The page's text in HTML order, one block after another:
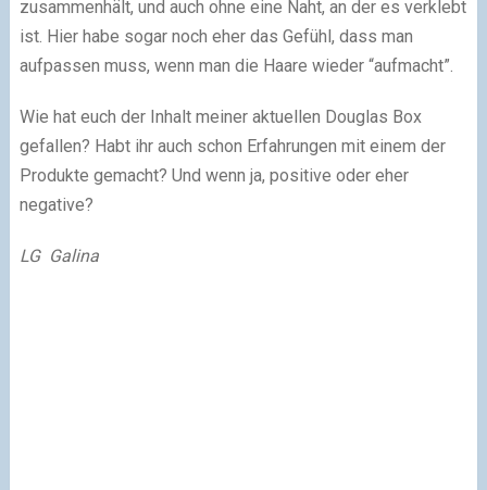
zusammenhält, und auch ohne eine Naht, an der es verklebt
ist. Hier habe sogar noch eher das Gefühl, dass man
aufpassen muss, wenn man die Haare wieder “aufmacht”.
Wie hat euch der Inhalt meiner aktuellen Douglas Box
gefallen? Habt ihr auch schon Erfahrungen mit einem der
Produkte gemacht? Und wenn ja, positive oder eher
negative?
LG Galina